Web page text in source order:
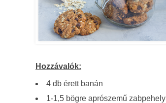
Hozzávalók:
4 db érett banán
1-1,5 bögre aprószemű zabpehely